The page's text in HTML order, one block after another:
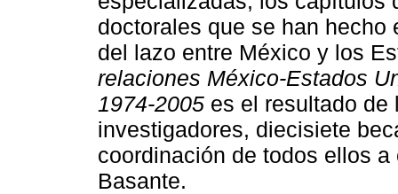
doctorales que se han
del lazo entre México y los
relaciones México-Estados
1974-2005 es el resultado de
investigadores, diecisiete
coordinación de todos ellos
Basante.